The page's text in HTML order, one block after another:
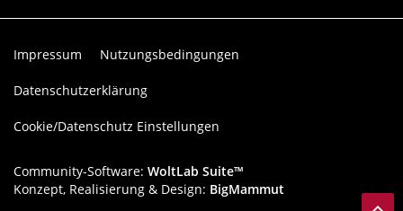
Impressum Nutzungsbedingungen
Datenschutzerklärung
Cookie/Datenschutz Einstellungen
Community-Software: WoltLab Suite™
Konzept, Realisierung & Design: BigMammut